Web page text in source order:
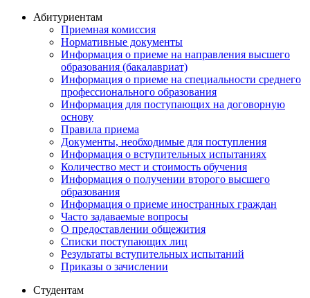
Абитуриентам
Приемная комиссия
Нормативные документы
Информация о приеме на направления высшего
образования (бакалавриат)
Информация о приеме на специальности среднего
профессионального образования
Информация для поступающих на договорную
основу
Правила приема
Документы, необходимые для поступления
Информация о вступительных испытаниях
Количество мест и стоимость обучения
Информация о получении второго высшего
образования
Информация о приеме иностранных граждан
Часто задаваемые вопросы
О предоставлении общежития
Списки поступающих лиц
Результаты вступительных испытаний
Приказы о зачислении
Студентам